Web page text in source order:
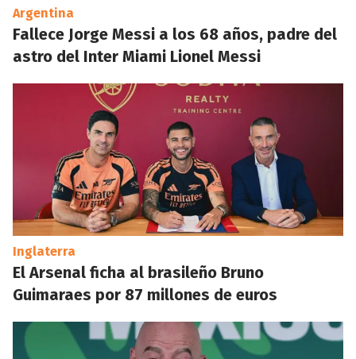
Argentina
Fallece Jorge Messi a los 68 años, padre del
astro del Inter Miami Lionel Messi
Inglaterra
El Arsenal ficha al brasileño Bruno
Guimaraes por 87 millones de euros